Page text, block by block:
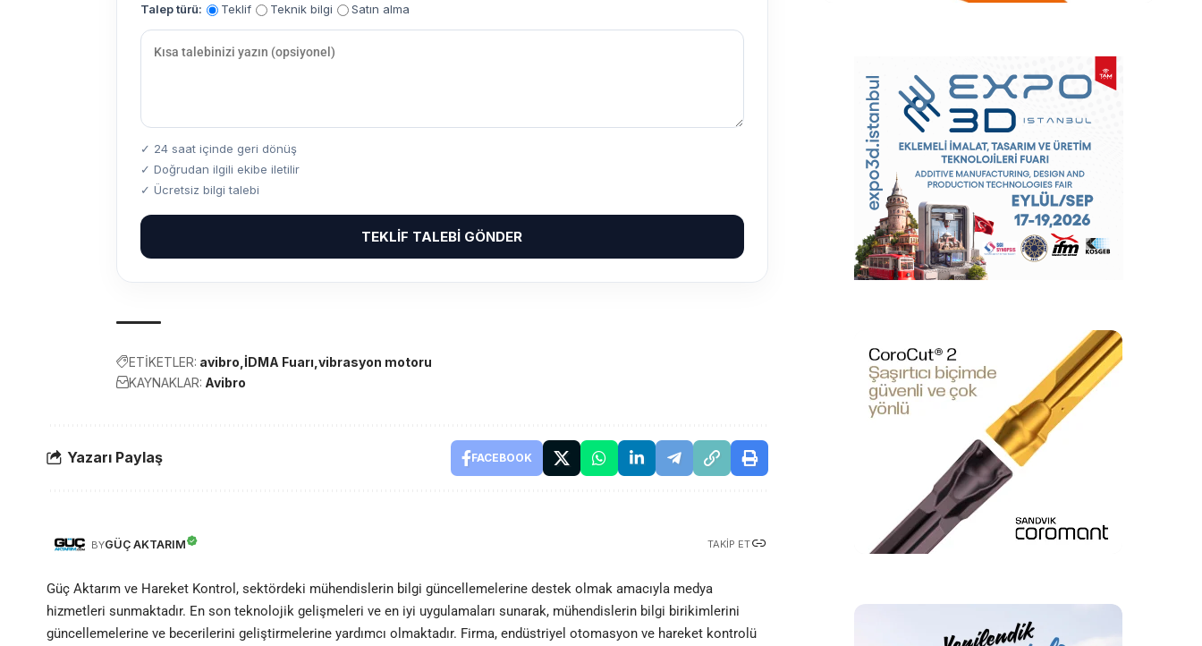
Talep türü: Teklif Teknik bilgi Satın alma
✓ 24 saat içinde geri dönüş
✓ Doğrudan ilgili ekibe iletilir
✓ Ücretsiz bilgi talebi
TEKLIF TALEBI GÖNDER
ETİKETLER: avibro İDMA Fuarı vibrasyon motoru
KAYNAKLAR: Avibro
Yazarı Paylaş FACEBOOK
BYGÜÇ AKTARIM TAKIP ET
Güç Aktarım ve Hareket Kontrol, sektördeki mühendislerin bilgi güncellemelerine destek olmak amacıyla medya
hizmetleri sunmaktadır. En son teknolojik gelişmeleri ve en iyi uygulamaları sunarak, mühendislerin bilgi birikimlerini
güncellemelerine ve becerilerini geliştirmelerine yardımcı olmaktadır. Firma, endüstriyel otomasyon ve hareket kontrolü